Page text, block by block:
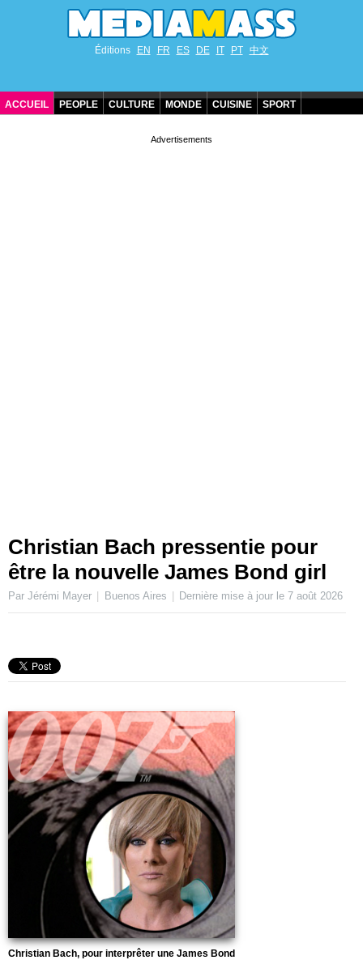
Éditions EN FR ES DE IT PT 中文
ACCUEIL PEOPLE CULTURE MONDE CUISINE SPORT
Christian Bach pressentie pour
être la nouvelle James Bond girl
Par Jérémi Mayer Buenos Aires Dernière mise à jour le 7 août 2026
Christian Bach, pour interprêter une James Bond